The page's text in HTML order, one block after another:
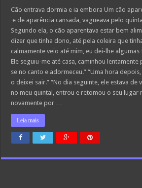
dorme
a
sesta
e
embora
Cão entrava dormia e ia embora Um cão
e de aparência cansada, vagueava pelo
Segundo ela, o cão aparentava estar bem
dizer que tinha dono, até pela coleira que
calmamente veio até mim, eu dei-lhe algumas
Ele seguiu-me até casa, caminhou
se no canto e adormeceu.” “Uma hora
o deixei sair.” “No dia seguinte, ele estava
no meu quintal, entrou e retomou o seu
novamente por …
Leia mais